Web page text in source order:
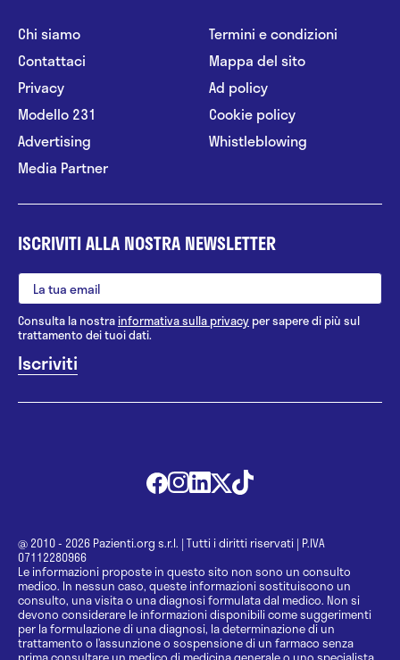
Chi siamo
Contattaci
Privacy
Modello 231
Advertising
Media Partner
Termini e condizioni
Mappa del sito
Ad policy
Cookie policy
Whistleblowing
ISCRIVITI ALLA NOSTRA NEWSLETTER
Consulta la nostrainformativa sulla privacy per sapere di più sul
trattamento dei tuoi dati.
@ 2010 - 2026 Pazienti.org s.r.l. | Tutti i diritti riservati | P.IVA
07112280966
Le informazioni proposte in questo sito non sono un consulto
medico. In nessun caso, queste informazioni sostituiscono un
consulto, una visita o una diagnosi formulata dal medico. Non si
devono considerare le informazioni disponibili come suggerimenti
per la formulazione di una diagnosi, la determinazione di un
trattamento o l’assunzione o sospensione di un farmaco senza